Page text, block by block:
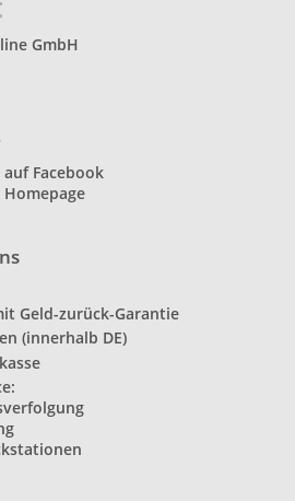
GmbH
Facebook
Geld-zurück-Garantie
(innerhalb DE)